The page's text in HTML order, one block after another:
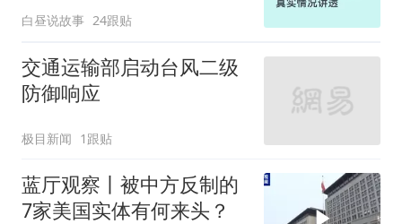
白昼说故事 24跟贴
交通运输部启动台风二级
防御响应
极目新闻 1跟贴
蓝厅观察丨被中方反制的
7家美国实体有何来头？